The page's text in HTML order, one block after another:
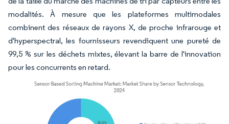
modalités. À mesure que les plateformes multimodales
combinent des réseaux de rayons X, de proche infrarouge et
d'hyperspectral, les fournisseurs revendiquent une pureté de
99,5 % sur les déchets mixtes, élevant la barre de l'innovation
pour les concurrents en retard.